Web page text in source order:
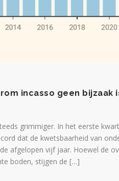
incasso geen bijzaak
grimmiger. In het eerste
dat de kwetsbaarheid van
afgelopen vijf jaar. Hoewel de
boden, stijgen de […]